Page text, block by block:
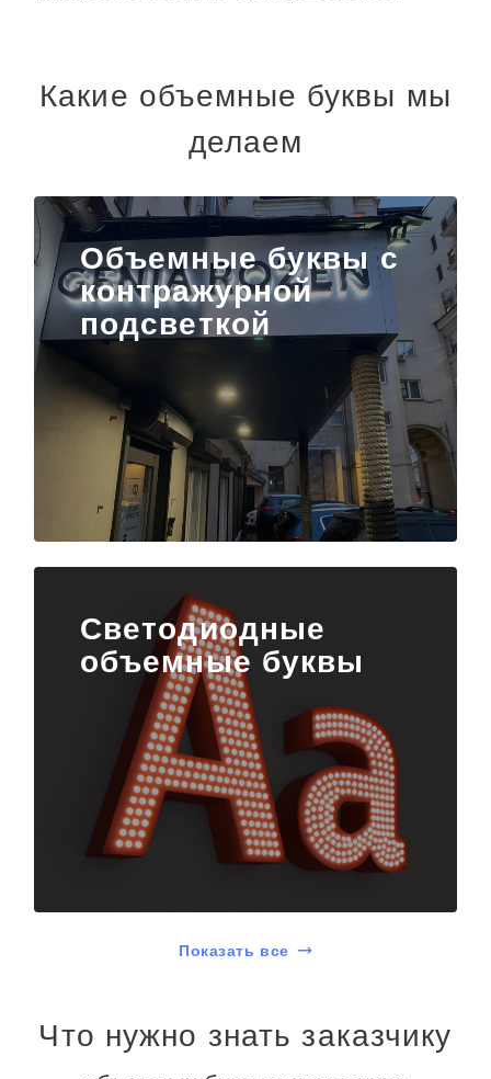
Какие объемные буквы мы
делаем
Объемные буквы с
контражурной
подсветкой
Светодиодные
объемные буквы
Показать все
Что нужно знать заказчику